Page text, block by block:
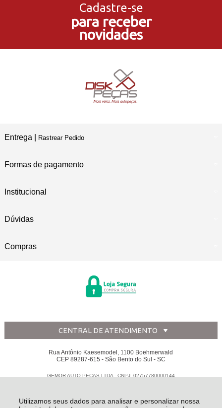
Utilizamos seus dados para analisar e personalizar nossa
5% de Desconto
no Pagamento PIX
Em Nossas Lojas Físicas
Cadastre-se
para receber
novidades
Entrega | Rastrear Pedido
Formas de pagamento
Institucional
Dúvidas
Compras
CENTRAL DE ATENDIMENTO
Rua Antônio Kaesemodel, 1100 Boehmerwald
CEP 89287-615 - São Bento do Sul - SC
GEMOR AUTO PECAS LTDA - CNPJ: 02757780000144